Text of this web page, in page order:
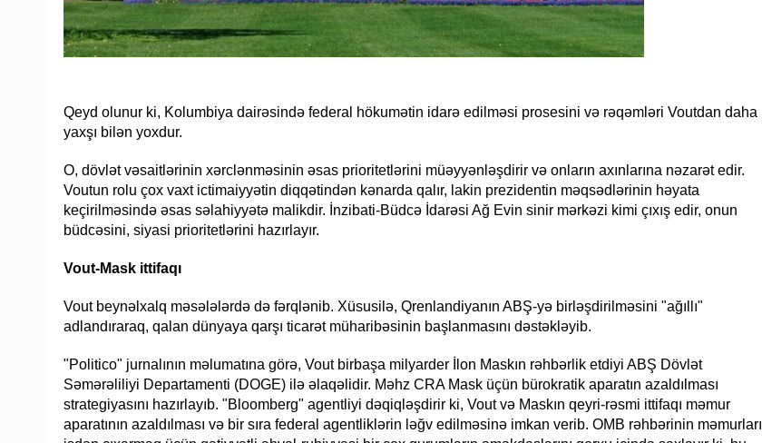
Qeyd olunur ki, Kolumbiya dairəsində federal hökumətin idarə edilməsi prosesini və rəqəmləri Voutdan daha
yaxşı bilən yoxdur.
O, dövlət vəsaitlərinin xərclənməsinin əsas prioritetlərini müəyyənləşdirir və onların axınlarına nəzarət edir.
Voutun rolu çox vaxt ictimaiyyətin diqqətindən kənarda qalır, lakin prezidentin məqsədlərinin həyata
keçirilməsində əsas səlahiyyətə malikdir. İnzibati-Büdcə İdarəsi Ağ Evin sinir mərkəzi kimi çıxış edir, onun
büdcəsini, siyasi prioritetlərini hazırlayır.
Vout-Mask ittifaqı
Vout beynəlxalq məsələlərdə də fərqlənib. Xüsusilə, Qrenlandiyanın ABŞ-yə birləşdirilməsini "ağıllı"
adlandıraraq, qalan dünyaya qarşı ticarət müharibəsinin başlanmasını dəstəkləyib.
"Politico" jurnalının məlumatına görə, Vout birbaşa milyarder İlon Maskın rəhbərlik etdiyi ABŞ Dövlət
Səmərəliliyi Departamenti (DOGE) ilə əlaqəlidir. Məhz CRA Mask üçün bürokratik aparatın azaldılması
strategiyasını hazırlayıb. "Bloomberg" agentliyi dəqiqləşdirir ki, Vout və Maskın qeyri-rəsmi ittifaqı məmur
aparatının azaldılması və bir sıra federal agentliklərin ləğv edilməsinə imkan verib. OMB rəhbərinin məmurları